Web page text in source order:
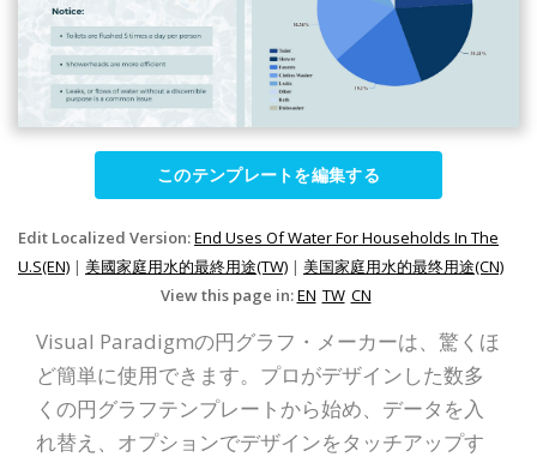
このテンプレートを編集する
Edit Localized Version:End Uses Of Water For Households In The
U.S(EN) | 美國家庭用水的最終用途(TW) | 美国家庭用水的最终用途(CN)
View this page in:EN TW CN
Visual Paradigmの円グラフ・メーカーは、驚くほ
ど簡単に使用できます。プロがデザインした数多
くの円グラフテンプレートから始め、データを入
れ替え、オプションでデザインをタッチアップす